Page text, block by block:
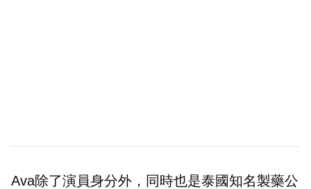
Ava除了演員身分外，同時也是泰國知名製藥公